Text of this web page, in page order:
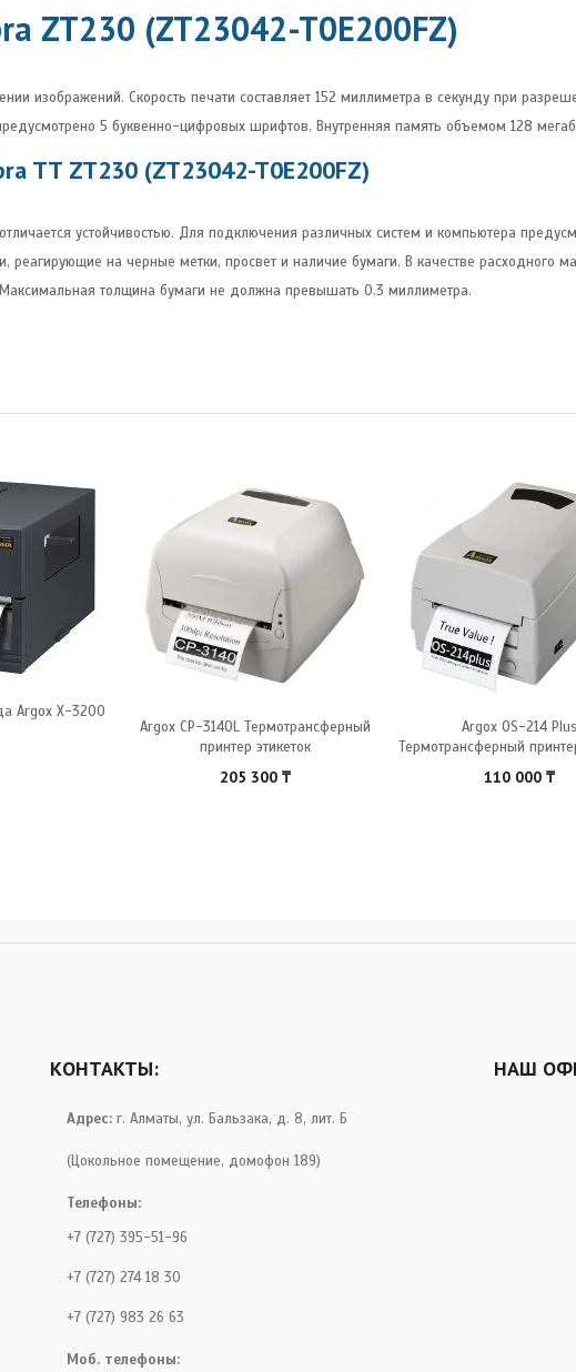
ZT230 (ZT23042-T0E200FZ)
изображений. Скорость печати составляет 152 миллиметра в секунду при
5 буквенно-цифровых шрифтов. Внутренняя память объемом 128
TT ZT230 (ZT23042-T0E200FZ)
устойчивостью. Для подключения различных систем и компьютера
реагирующие на черные метки, просвет и наличие бумаги. В качестве расходного
толщина бумаги не должна превышать 0.3 миллиметра.
Argox X-3200
Argox CP-3140L Термотрансферный
принтер этикеток
205 300 ₸
Argox OS-214 Plus
Термотрансферный
110 000 ₸
КОНТАКТЫ:
Адрес: г. Алматы, ул. Бальзака, д. 8, лит. Б
(Цокольное помещение, домофон 189)
Телефоны:
+7 (727) 395-51-96
+7 (727) 274 18 30
+7 (727) 983 26 63
Моб. телефоны:
НАШ